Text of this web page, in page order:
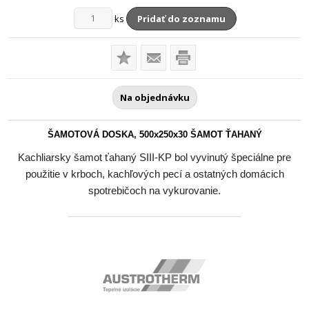
ks Pridať do zoznamu
Na objednávku
ŠAMOTOVÁ DOSKA, 500x250x30 ŠAMOT ŤAHANÝ
Kachliarsky šamot ťahaný SIII-KP bol vyvinutý špeciálne pre
použitie v krboch, kachľových pecí a ostatných domácich
spotrebičoch na vykurovanie.